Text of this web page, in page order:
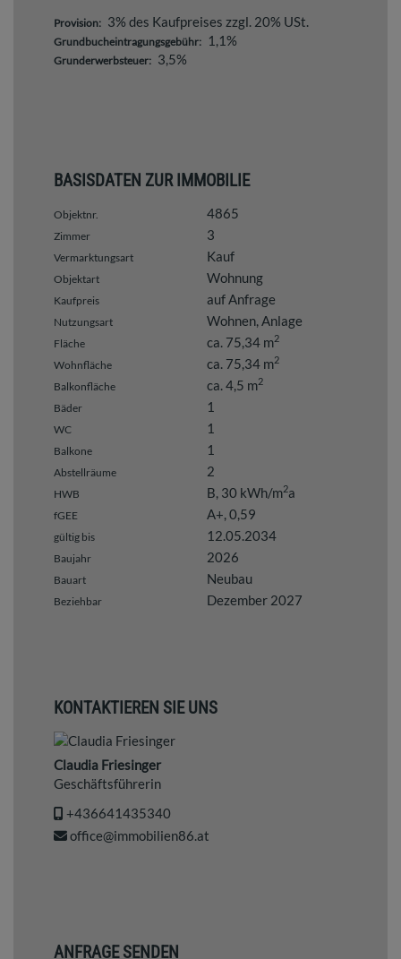
Provision: 3% des Kaufpreises zzgl. 20% USt.
Grundbucheintragungsgebühr: 1,1%
Grunderwerbsteuer: 3,5%
BASISDATEN ZUR IMMOBILIE
Objektnr. 4865
Zimmer 3
Vermarktungsart Kauf
Objektart Wohnung
Kaufpreis auf Anfrage
Nutzungsart Wohnen Anlage
Fläche ca. 75,34 m2
Wohnfläche ca. 75,34 m2
Balkonfläche ca. 4,5 m2
Bäder 1
WC 1
Balkone 1
Abstellräume 2
HWB B, 30 kWh/m2a
fGEE A+, 0,59
gültig bis 12.05.2034
Baujahr 2026
Bauart Neubau
Beziehbar Dezember 2027
KONTAKTIEREN SIE UNS
Claudia Friesinger
Geschäftsführerin
+436641435340
office@immobilien86.at
ANFRAGE SENDEN